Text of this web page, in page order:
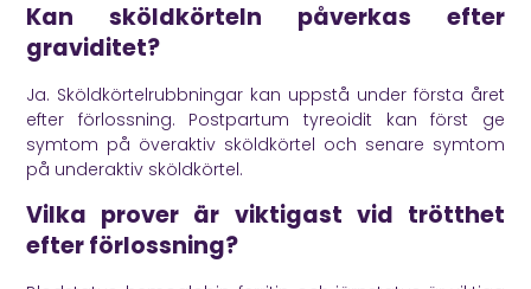
Kan sköldkörteln påverkas efter
graviditet?
Ja. Sköldkörtelrubbningar kan uppstå under första året
efter förlossning. Postpartum tyreoidit kan först ge
symtom på överaktiv sköldkörtel och senare symtom
på underaktiv sköldkörtel.
Vilka prover är viktigast vid trötthet
efter förlossning?